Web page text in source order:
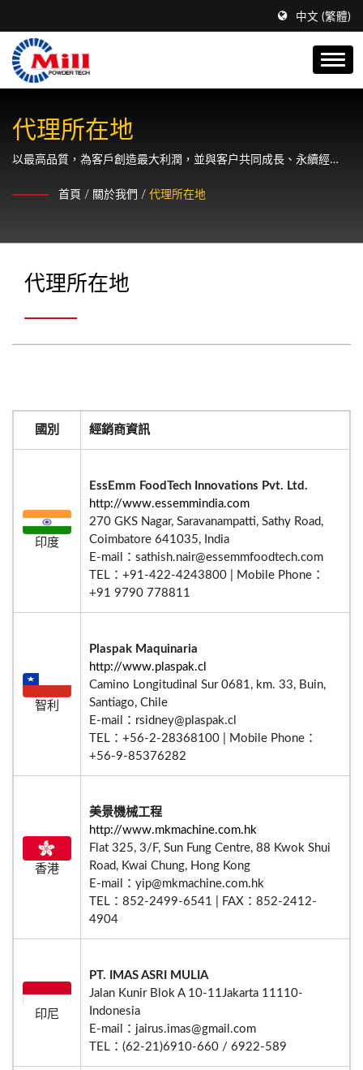
中文 (繁體)
代理所在地
以最高品質，為客戶創造最大利潤，並與客户共同成長、永續經
首頁 / 關於我們 / 代理所在地
代理所在地
國別 經銷商資訊
印度
EssEmm FoodTech Innovations Pvt. Ltd.
http://www.essemmindia.com
270 GKS Nagar, Saravanampatti, Sathy Road,
Coimbatore 641035, India
E-mail：sathish.nair@essemmfoodtech.com
TEL：+91-422-4243800
| Mobile Phone：
+91 9790 778811
智利
Plaspak Maquinaria
http://www.plaspak.cl
Camino Longitudinal Sur 0681, km. 33, Buin,
Santiago, Chile
E-mail：rsidney@plaspak.cl
TEL：+56-2-28368100 | Mobile Phone：
+56-9-85376282
香港
美景機械工程
http://www.mkmachine.com.hk
Flat 325, 3/F, Sun Fung Centre, 88 Kwok Shui
Road, Kwai Chung, Hong Kong
E-mail：yip@mkmachine.com.hk
TEL：852-2499-6541 | FAX：852-2412-
4904
印尼
PT. IMAS ASRI MULIA
Jalan Kunir Blok A 10-11Jakarta 11110-
Indonesia
E-mail：jairus.imas@gmail.com
TEL：(62-21)6910-660 / 6922-589